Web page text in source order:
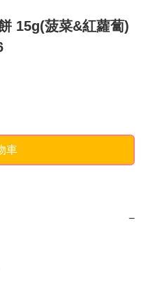
15g(菠菜&紅蘿蔔)
車
−